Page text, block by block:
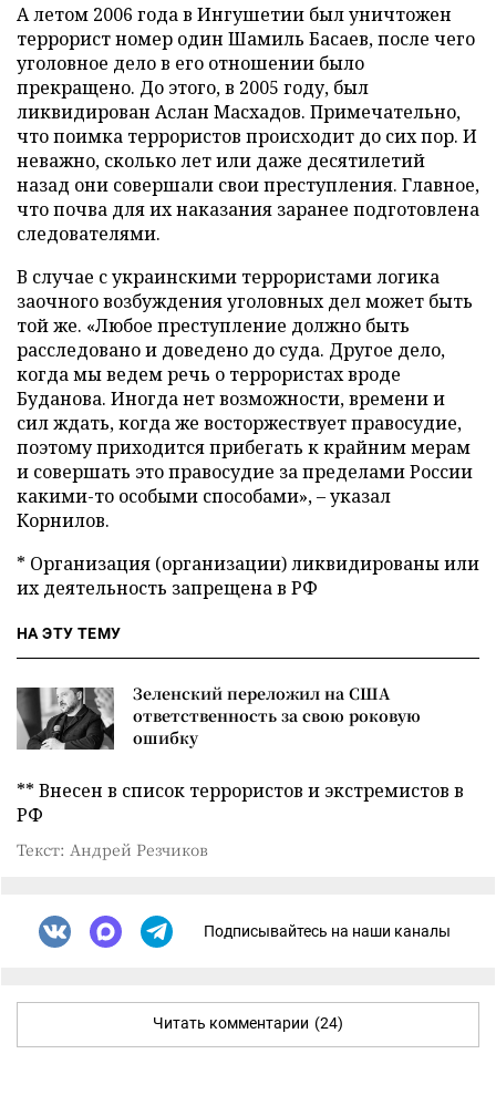
А летом 2006 года в Ингушетии был уничтожен
террорист номер один Шамиль Басаев, после чего
уголовное дело в его отношении было
прекращено. До этого, в 2005 году, был
ликвидирован Аслан Масхадов. Примечательно,
что поимка террористов происходит до сих пор. И
неважно, сколько лет или даже десятилетий
назад они совершали свои преступления. Главное,
что почва для их наказания заранее подготовлена
следователями.
В случае с украинскими террористами логика
заочного возбуждения уголовных дел может быть
той же. «Любое преступление должно быть
расследовано и доведено до суда. Другое дело,
когда мы ведем речь о террористах вроде
Буданова. Иногда нет возможности, времени и
сил ждать, когда же восторжествует правосудие,
поэтому приходится прибегать к крайним мерам
и совершать это правосудие за пределами России
какими-то особыми способами», – указал
Корнилов.
* Организация (организации) ликвидированы или
их деятельность запрещена в РФ
НА ЭТУ ТЕМУ
Зеленский переложил на США
ответственность за свою роковую
ошибку
** Внесен в список террористов и экстремистов в
РФ
Текст: Андрей Резчиков
Подписывайтесь на наши каналы
Читать комментарии (24)